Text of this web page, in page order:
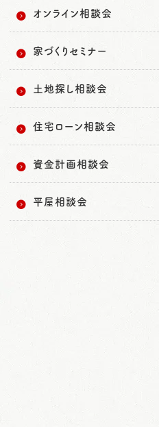
オンライン相談会
家づくりセミナー
土地探し相談会
住宅ローン相談会
資金計画相談会
平屋相談会